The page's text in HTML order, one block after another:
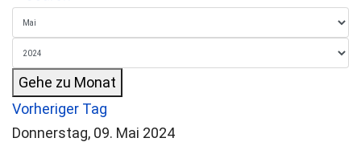
Gehe zu Monat
Vorheriger Tag
Donnerstag, 09. Mai 2024